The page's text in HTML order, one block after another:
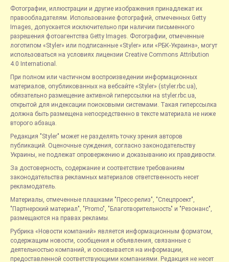
Фотографии, иллюстрации и другие изображения принадлежат их
правообладателям. Использование фотографий, отмеченных Getty
Images, допускается исключительно при наличии письменного
разрешения фотоагентства Getty Images. Фотографии, отмеченные
логотипом «Styler» или подписанные «Styler» или «РБК-Украина», могут
использоваться на условиях лицензии Creative Commons Attribution
4.0 International.
При полном или частичном воспроизведении информационных
материалов, опубликованных на вебсайте «Styler» (styler.rbc.ua),
обязательно размещение активной гиперссылки на styler.rbc.ua,
открытой для индексации поисковыми системами. Такая гиперссылка
должна быть размещена непосредственно в тексте материала не ниже
второго абзаца.
Редакция "Styler" может не разделять точку зрения авторов
публикаций. Оценочные суждения, согласно законодательству
Украины, не подлежат опровержению и доказыванию их правдивости.
За достоверность, содержание и соответствие требованиям
законодательства рекламных материалов ответственность несет
рекламодатель.
Материалы, отмеченные плашками "Пресс-релиз", "Спецпроект",
"Партнерский материал", "Promo", "Благотворительность" и "Резонанс",
размещаются на правах рекламы.
Рубрика «Новости компаний» является информационным форматом,
содержащим новости, сообщения и объявления, связанные с
деятельностью компаний, и основывается на информации,
предоставленной соответствующими компаниями. Редакция не несет